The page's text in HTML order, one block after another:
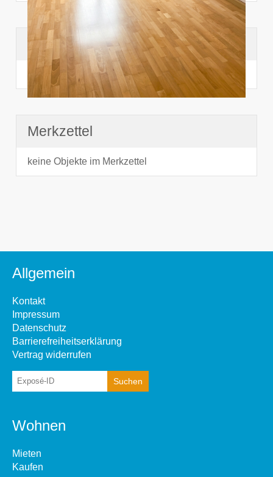
Suchhistorie
noch nichts angesehen
Merkzettel
keine Objekte im Merkzettel
Allgemein
Kontakt
Impressum
Datenschutz
Barrierefreiheitserklärung
Vertrag widerrufen
Wohnen
Mieten
Kaufen